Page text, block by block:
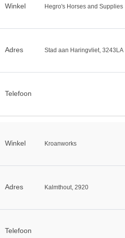
Winkel Hegro's Horses and Supplies
Adres Stad aan Haringvliet, 3243LA
Telefoon
Winkel Kroanworks
Adres Kalmthout, 2920
Telefoon